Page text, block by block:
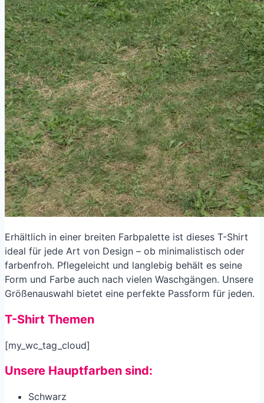
Erhältlich in einer breiten Farbpalette ist dieses T-Shirt
ideal für jede Art von Design – ob minimalistisch oder
farbenfroh. Pflegeleicht und langlebig behält es seine
Form und Farbe auch nach vielen Waschgängen. Unsere
Größenauswahl bietet eine perfekte Passform für jeden.
T-Shirt Themen
[my_wc_tag_cloud]
Unsere Hauptfarben sind:
Schwarz